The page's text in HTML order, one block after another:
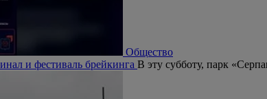
Общество
и фестиваль брейкинга В эту субботу, парк